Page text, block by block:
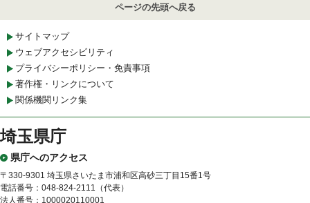
ページの先頭へ戻る
サイトマップ
ウェブアクセシビリティ
プライバシーポリシー・免責事項
著作権・リンクについて
関係機関リンク集
埼玉県庁
県庁へのアクセス
〒330-9301 埼玉県さいたま市浦和区高砂三丁目15番1号
電話番号：048-824-2111（代表）
法人番号：1000020110001